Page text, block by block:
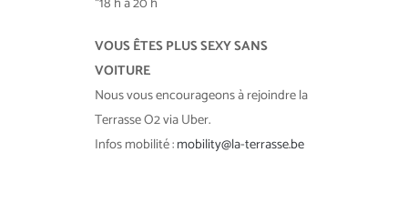
VOUS ÊTES PLUS SEXY SANS
VOITURE
Nous vous encourageons à rejoindre la
Terrasse O2 via Uber.
Infos mobilité :mobility@la-terrasse.be